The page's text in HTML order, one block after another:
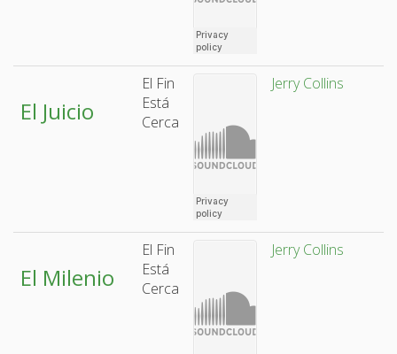
El Juicio
El Fin
Está
Cerca
Jerry Collins
El Milenio
El Fin
Está
Cerca
Jerry Collins